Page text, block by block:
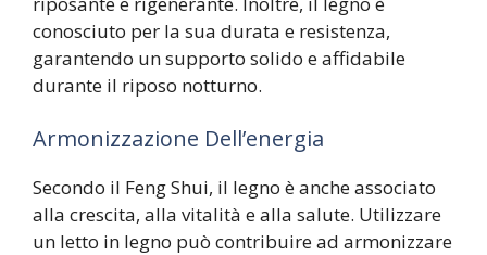
conosciuto per la sua durata e resistenza,
garantendo un supporto solido e affidabile
durante il riposo notturno.
Armonizzazione Dell’energia
Secondo il Feng Shui, il legno è anche associato
alla crescita, alla vitalità e alla salute. Utilizzare
un letto in legno può contribuire ad armonizzare